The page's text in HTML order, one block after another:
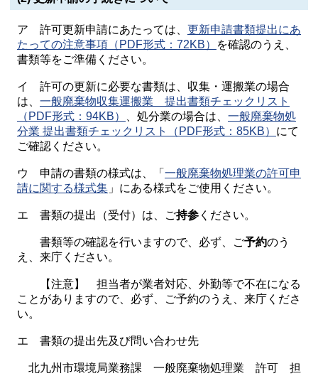
ア 許可更新申請にあたっては、 更新申請書類提出にあ
たっての注意事項（PDF形式：72KB）
を確認のうえ、
書類等をご準備ください。
イ 許可の更新に必要な書類は、収集・運搬業の場合
は、 一般廃棄物収集運搬業 提出書類チェックリスト
（PDF形式：94KB）
、処分業の場合は、 一般廃棄物処
分業 提出書類チェックリスト（PDF形式：85KB） にて
ご確認ください。
ウ 申請の書類の様式は、「 一般廃棄物処理業の許可申
請に関する様式集 」にある様式をご使用ください。
エ 書類の提出（受付）は、ご持参 ください。
書類等の確認を行いますので、必ず、ご予約のう
え、来庁ください。
【注意】 担当者が業者対応、外勤等で不在になる
ことがありますので、必ず、ご予約のうえ、来庁くださ
い。
エ 書類の提出先及び問い合わせ先
北九州市環境局業務課 一般廃棄物処理業 許可 担